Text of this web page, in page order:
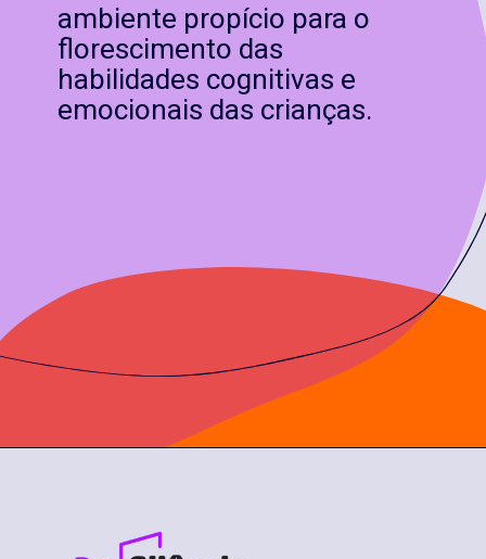
ambiente propício para o
florescimento das
habilidades cognitivas e
emocionais das crianças.